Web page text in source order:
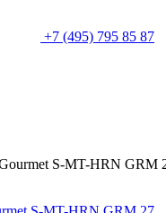
+7 (495) 795 85 87
S-MT-HRN GRM